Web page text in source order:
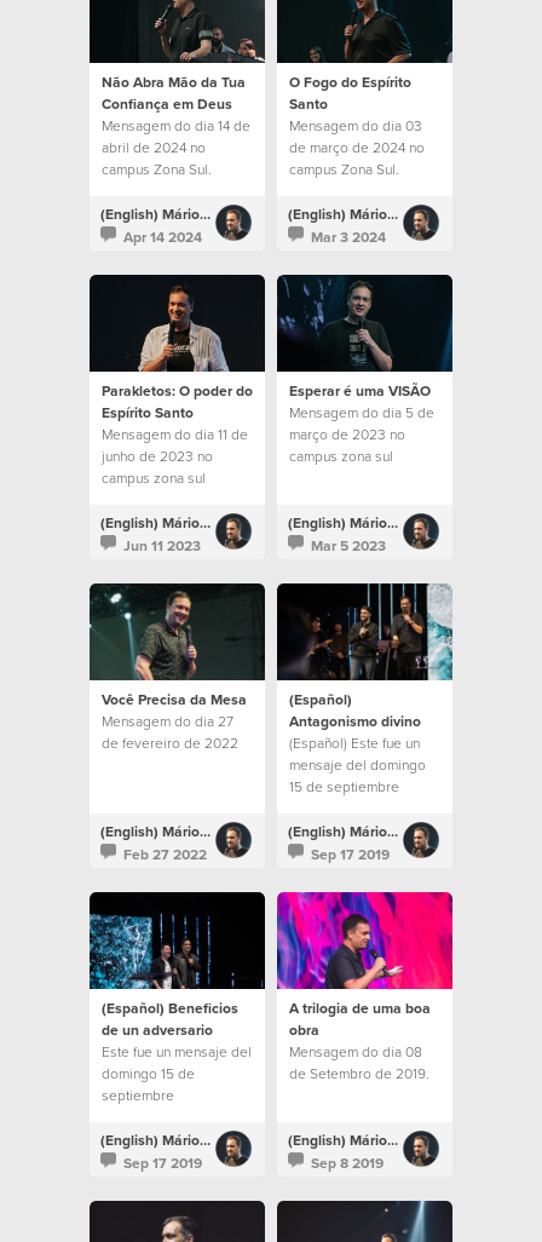
Não Abra Mão da Tua
Confiança em Deus
Mensagem do dia 14 de
abril de 2024 no
campus Zona Sul.
(English) Mário Rui Boto
Apr 14 2024
O Fogo do Espírito
Santo
Mensagem do dia 03
de março de 2024 no
campus Zona Sul.
(English) Mário Rui Boto
Mar 3 2024
Parakletos: O poder do
Espírito Santo
Mensagem do dia 11 de
junho de 2023 no
campus zona sul
(English) Mário Rui Boto
Jun 11 2023
Esperar é uma VISÃO
Mensagem do dia 5 de
março de 2023 no
campus zona sul
(English) Mário Rui Boto
Mar 5 2023
Você Precisa da Mesa
Mensagem do dia 27
de fevereiro de 2022
(English) Mário Rui Boto
Feb 27 2022
(Español)
Antagonismo divino
(Español) Este fue un
mensaje del domingo
15 de septiembre
(English) Mário Rui Boto
Sep 17 2019
(Español) Beneficios
de un adversario
Este fue un mensaje del
domingo 15 de
septiembre
(English) Mário Rui Boto
Sep 17 2019
A trilogia de uma boa
obra
Mensagem do dia 08
de Setembro de 2019.
(English) Mário Rui Boto
Sep 8 2019